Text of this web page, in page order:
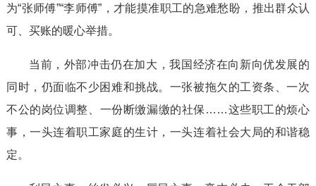
为“张师傅”“李师傅”，才能摸准职工的急难愁盼，推出群众认
可、买账的暖心举措。
当前，外部冲击仍在加大，我国经济在向新向优发展的
同时，仍面临不少困难和挑战。一张被拖欠的工资条、一次
不公的岗位调整、一份断缴漏缴的社保……这些职工的烦心
事，一头连着职工家庭的生计，一头连着社会大局的和谐稳
定。